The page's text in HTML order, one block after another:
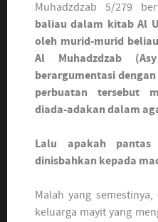
Muhadzdzab 5/279
baliau dalam kitab Al
oleh murid-murid
Al Muhadzdzab
berargumentasi
perbuatan tersebut
diada-adakan dalam
Lalu apakah
dinisbahkan kepada
Malah yang
keluarga mayit yang